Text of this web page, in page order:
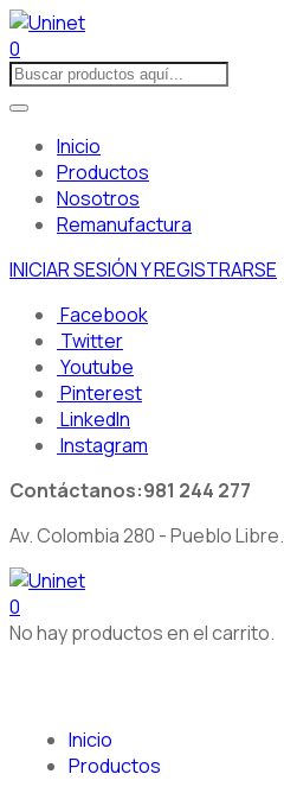
0
Inicio
Productos
Nosotros
Remanufactura
INICIAR SESIÓN Y REGISTRARSE
Facebook
Twitter
Youtube
Pinterest
LinkedIn
Instagram
Contáctanos:981 244 277
Av. Colombia 280 - Pueblo Libre.
0
No hay productos en el carrito.
Inicio
Productos